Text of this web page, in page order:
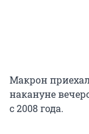
Макрон
накануне
с 2008 года.